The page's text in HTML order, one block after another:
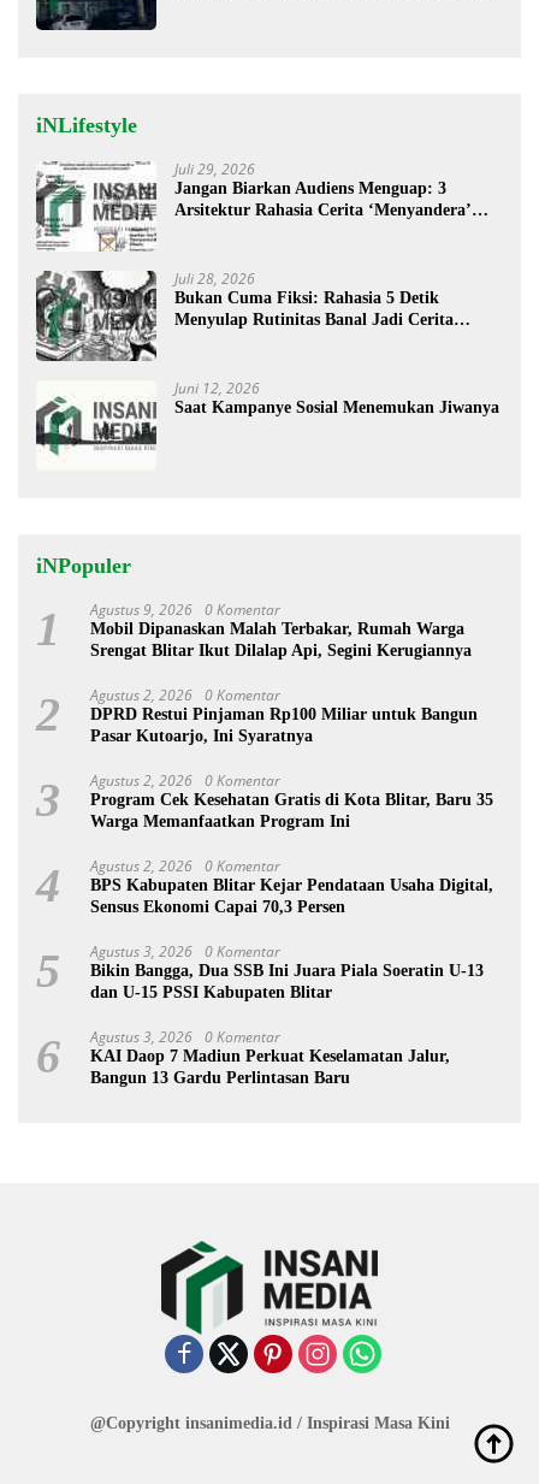
iNLifestyle
Juli 29, 2026
Jangan Biarkan Audiens Menguap: 3
Arsitektur Rahasia Cerita ‘Menyandera’
Juli 28, 2026
Bukan Cuma Fiksi: Rahasia 5 Detik
Menyulap Rutinitas Banal Jadi Cerita
Juni 12, 2026
Saat Kampanye Sosial Menemukan Jiwanya
iNPopuler
1 Agustus 9, 2026 0 Komentar
Mobil Dipanaskan Malah Terbakar, Rumah Warga
Srengat Blitar Ikut Dilalap Api, Segini Kerugiannya
2 Agustus 2, 2026 0 Komentar
DPRD Restui Pinjaman Rp100 Miliar untuk Bangun
Pasar Kutoarjo, Ini Syaratnya
3 Agustus 2, 2026 0 Komentar
Program Cek Kesehatan Gratis di Kota Blitar, Baru 35
Warga Memanfaatkan Program Ini
4 Agustus 2, 2026 0 Komentar
BPS Kabupaten Blitar Kejar Pendataan Usaha Digital,
Sensus Ekonomi Capai 70,3 Persen
5 Agustus 3, 2026 0 Komentar
Bikin Bangga, Dua SSB Ini Juara Piala Soeratin U-13
dan U-15 PSSI Kabupaten Blitar
6 Agustus 3, 2026 0 Komentar
KAI Daop 7 Madiun Perkuat Keselamatan Jalur,
Bangun 13 Gardu Perlintasan Baru
@Copyright insanimedia.id / Inspirasi Masa Kini